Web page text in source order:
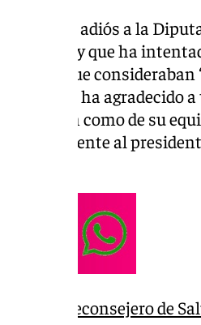
que decir adiós a la
común” y que ha
que
profesión, ha agradecido
oposición como de su
al
nuevo viceconsejero de